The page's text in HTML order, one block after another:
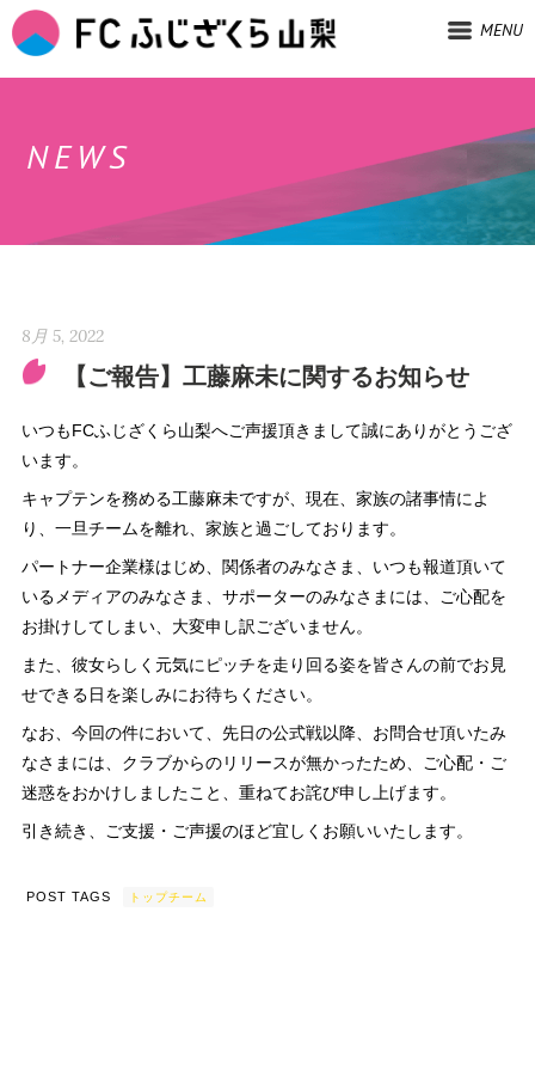
MENU
NEWS
8月 5, 2022
【ご報告】工藤麻未に関するお知らせ
いつもFCふじざくら山梨へご声援頂きまして誠にありがとうござ
います。
キャプテンを務める工藤麻未ですが、現在、家族の諸事情によ
り、一旦チームを離れ、家族と過ごしております。
パートナー企業様はじめ、関係者のみなさま、いつも報道頂いて
いるメディアのみなさま、サポーターのみなさまには、ご心配を
お掛けしてしまい、大変申し訳ございません。
また、彼女らしく元気にピッチを走り回る姿を皆さんの前でお見
せできる日を楽しみにお待ちください。
なお、今回の件において、先日の公式戦以降、お問合せ頂いたみ
なさまには、クラブからのリリースが無かったため、ご心配・ご
迷惑をおかけしましたこと、重ねてお詫び申し上げます。
引き続き、ご支援・ご声援のほど宜しくお願いいたします。
POST TAGS トップチーム